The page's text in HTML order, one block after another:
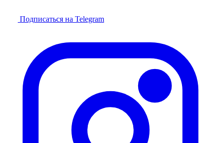
Подписаться на Telegram